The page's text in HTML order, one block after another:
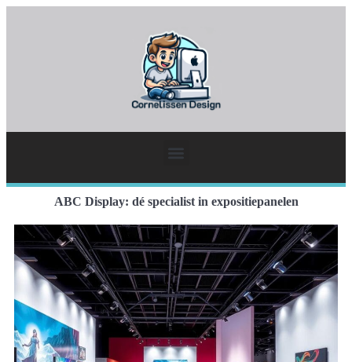
ABC Display: dé specialist in expositiepanelen